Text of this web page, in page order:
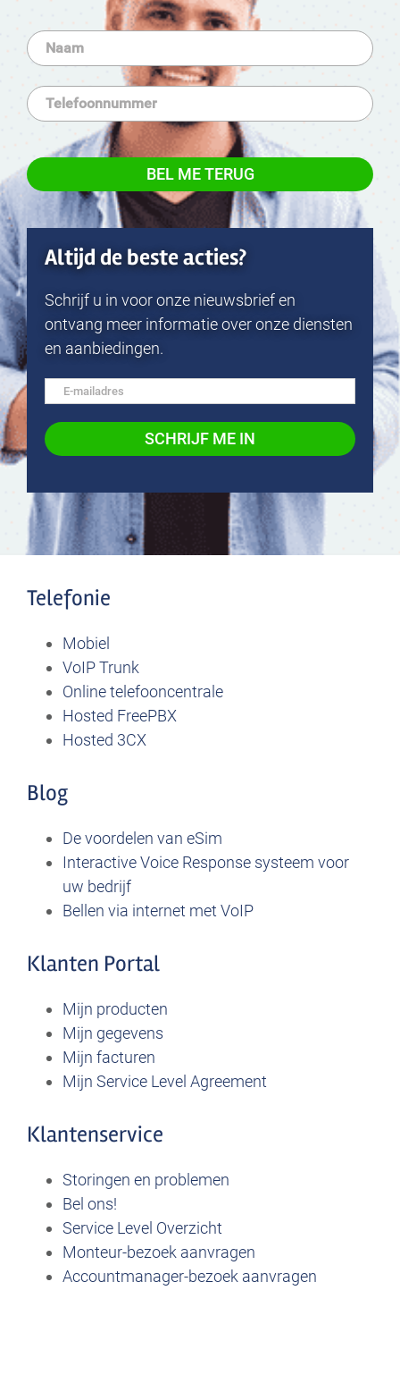
Altijd de beste acties?
Schrijf u in voor onze nieuwsbrief en
ontvang meer informatie over onze diensten
en aanbiedingen.
Telefonie
Mobiel
VoIP Trunk
Online telefooncentrale
Hosted FreePBX
Hosted 3CX
Blog
De voordelen van eSim
Interactive Voice Response systeem voor
uw bedrijf
Bellen via internet met VoIP
Klanten Portal
Mijn producten
Mijn gegevens
Mijn facturen
Mijn Service Level Agreement
Klantenservice
Storingen en problemen
Bel ons!
Service Level Overzicht
Monteur-bezoek aanvragen
Accountmanager-bezoek aanvragen